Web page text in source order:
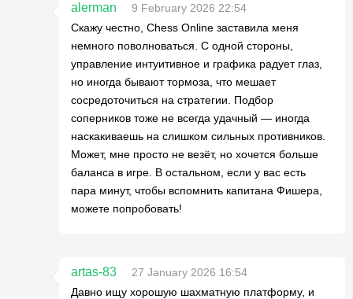
alerman
9 February 2026 22:54
Скажу честно, Chess Online заставила меня
немного поволноваться. С одной стороны,
управление интуитивное и графика радует глаз,
но иногда бывают тормоза, что мешает
сосредоточиться на стратегии. Подбор
соперников тоже не всегда удачный — иногда
наскакиваешь на слишком сильных противников.
Может, мне просто не везёт, но хочется больше
баланса в игре. В остальном, если у вас есть
пара минут, чтобы вспомнить капитана Фишера,
можете попробовать!
artas-83
27 January 2026 16:54
Давно ищу хорошую шахматную платформу, и